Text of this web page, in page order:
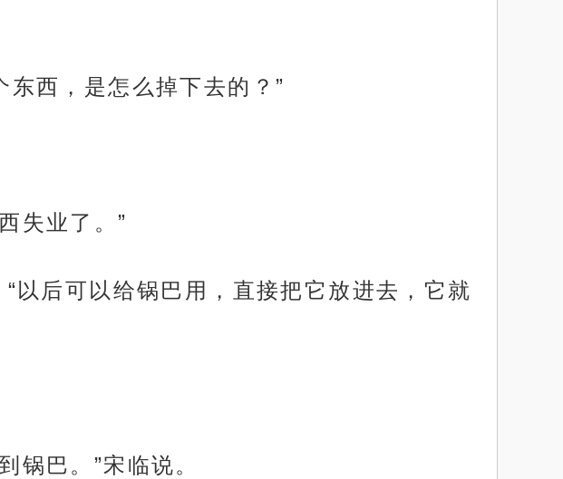
西，是怎么掉下去的？”
失业了。”
以后可以给锅巴用，直接把它放进去，它就
锅巴。”宋临说。